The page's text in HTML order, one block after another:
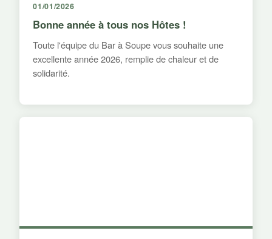
01/01/2026
Bonne année à tous nos Hôtes !
Toute l'équipe du Bar à Soupe vous souhaite une
excellente année 2026, remplie de chaleur et de
solidarité.